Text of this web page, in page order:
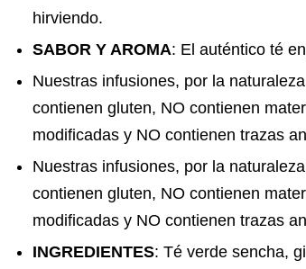
hirviendo.
SABOR Y AROMA: El auténtico té
Nuestras infusiones, por la
contienen gluten, NO contienen
modificadas y NO contienen trazas
Nuestras infusiones, por la
contienen gluten, NO contienen
modificadas y NO contienen trazas
INGREDIENTES: Té verde sencha,